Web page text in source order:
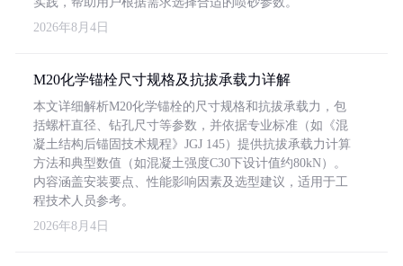
2026年8月4日
M20化学锚栓尺寸规格及抗拔承载力详解
本文详细解析M20化学锚栓的尺寸规格和抗拔承载力，包
括螺杆直径、钻孔尺寸等参数，并依据专业标准（如《混
凝土结构后锚固技术规程》JGJ 145）提供抗拔承载力计算
方法和典型数值（如混凝土强度C30下设计值约80kN）。
内容涵盖安装要点、性能影响因素及选型建议，适用于工
程技术人员参考。
2026年8月4日